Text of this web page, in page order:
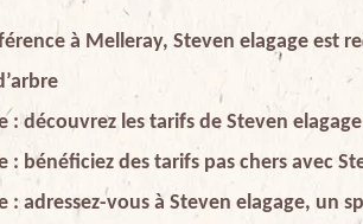
à Melleray, Steven elagage est
: découvrez les tarifs de Steven
: bénéficiez des tarifs pas chers avec
: adressez-vous à Steven elagage, un